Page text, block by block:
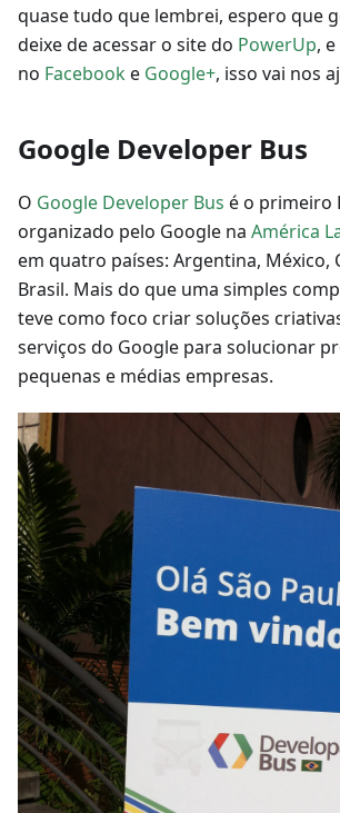
quase tudo que lembrei, espero que
deixe de acessar o site do PowerUp,
no Facebooke Google+, isso vai nos
Google Developer Bus
O Google Developer Bus é o primeiro
organizado pelo Google na América
em quatro países: Argentina, México,
Brasil. Mais do que uma simples
teve como foco criar soluções
serviços do Google para solucionar
pequenas e médias empresas.